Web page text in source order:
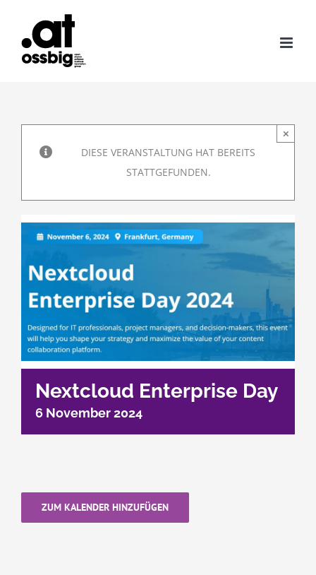
springen
DIESE VERANSTALTUNG HAT BEREITS
STATTGEFUNDEN.
×
Nextcloud Enterprise Day
6 November 2024
ZUM KALENDER HINZUFÜGEN